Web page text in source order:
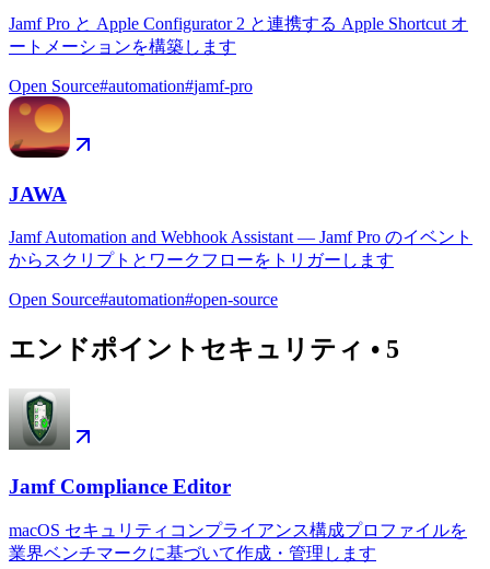
Jamf Pro と Apple Configurator 2 と連携する Apple Shortcut オ
ートメーションを構築します
Open Source#automation#jamf-pro
JAWA
Jamf Automation and Webhook Assistant — Jamf Pro のイベント
からスクリプトとワークフローをトリガーします
Open Source#automation#open-source
エンドポイントセキュリティ • 5
Jamf Compliance Editor
macOS セキュリティコンプライアンス構成プロファイルを
業界ベンチマークに基づいて作成・管理します